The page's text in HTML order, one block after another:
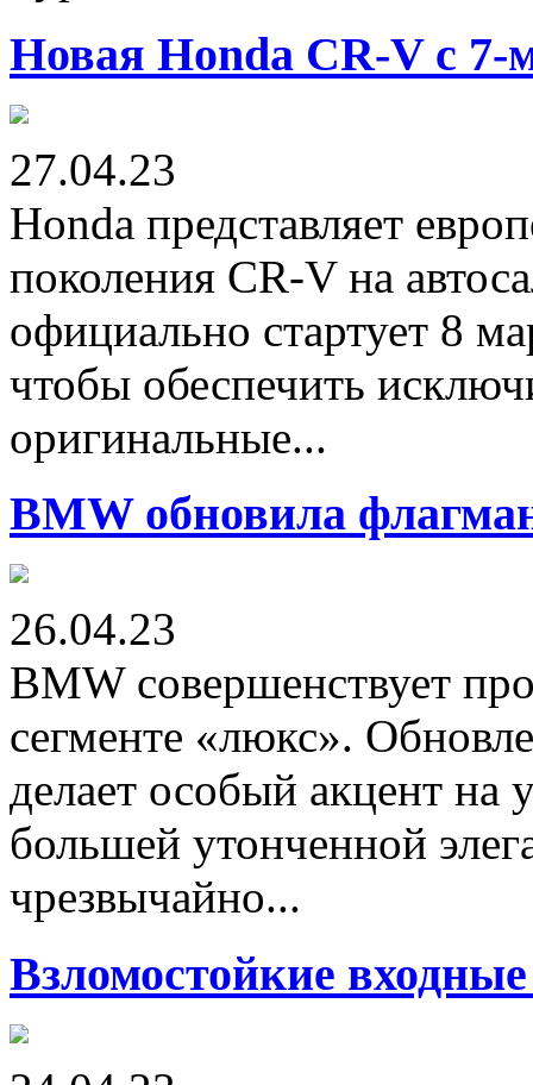
Новая Honda CR-V с 7-
27.04.23
Honda представляет
поколения CR-V на
официально стартует 8
чтобы обеспечить
оригинальные...
BMW обновила
26.04.23
BMW совершенствует
сегменте «люкс».
делает особый акцент
большей утонченной
чрезвычайно...
Взломостойкие